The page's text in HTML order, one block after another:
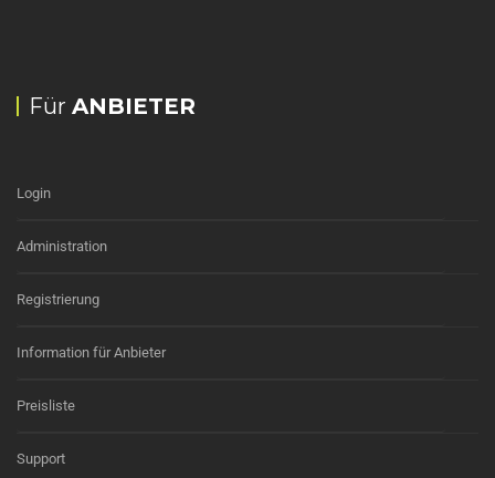
Für ANBIETER
Login
Administration
Registrierung
Information für Anbieter
Preisliste
Support